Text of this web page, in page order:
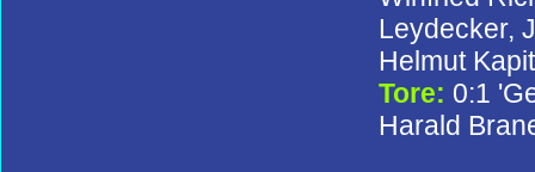
Leydecker,
Helmut
Tore: 0:1
Harald